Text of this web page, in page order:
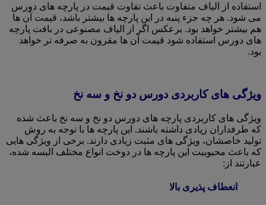
استفاده از الیاف متفاوت باعث تفاوت قیمت در پارچه های دورس
می شود. هر چه جزء پنبه در این پارچه ها بیشتر باشد، قیمت آن ها
هم بیشتر خواهد بود. برعکس اگر از الیاف مصنوعی در بافت پارچه
های دورس استفاده شود قیمت آن ها مقرون به صرفه تر خواهد
بود.
ویژگی های کاربردی دورس دو نخ و سه نخ
ویژگی های کاربردی پارچه های دورس دو نخ و سه نخ باعث شده
که طرفداران زیادی داشته باشند. این پارچه ها با توجه به روش
تولید خاصشان، ویژگی های مثبت زیادی دارند. برخی از ویژگی هایی
که باعث محبوبیت این پارچه ها در دوخت انواع مختلف البسه شده،
عبارتند از:
انعطاف پذیری بالا